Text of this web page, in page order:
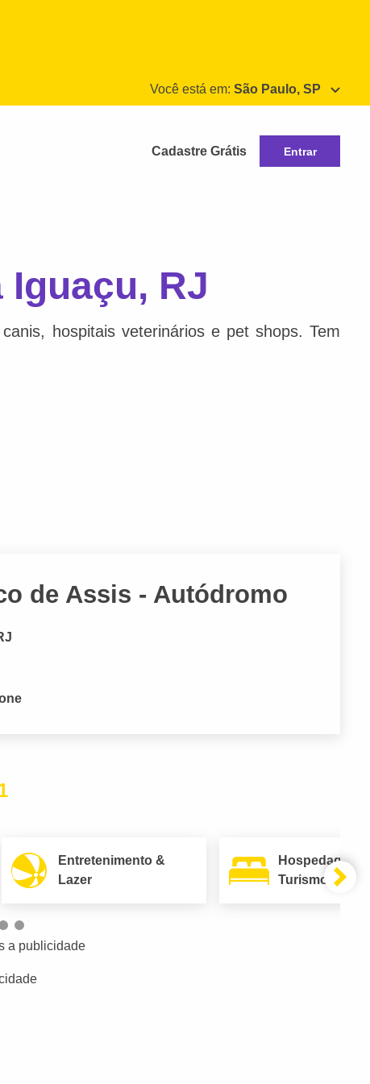
Você está em: São Paulo, SP
Cadastre Grátis Entrar
Iguaçu, RJ
hospitais veterinários e pet shops. Tem
de Assis - Autódromo
Entretenimento &
Lazer
Hospedagem
Turismo
a publicidade